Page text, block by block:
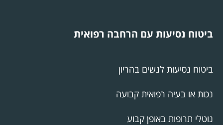
ביטוח נסיעות עם הרחבה רפואית
ביטוח נסיעות לנשים בהריון
נכות או בעיה רפואית קבועה
נוטלי תרופות באופן קבוע